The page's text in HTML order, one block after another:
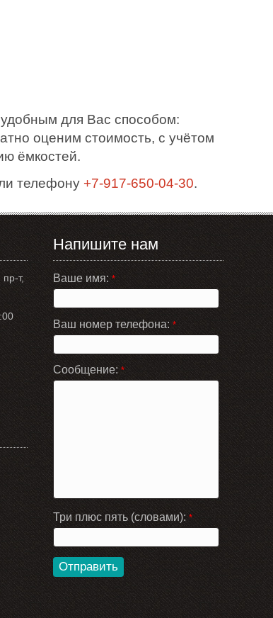
для Вас способом:
оценим стоимость, с учётом
ёмкостей.
телефону +7-917-650-04-30.
пр-т,
Напишите нам
Ваше имя: *
Ваш номер телефона: *
Сообщение: *
Три плюс пять (словами): *
Отправить